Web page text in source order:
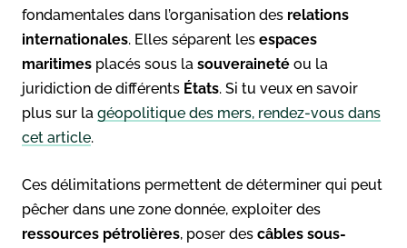
fondamentales dans l’organisation des relations
internationales. Elles séparent les espaces
maritimes placés sous la souveraineté ou la
juridiction de différents États. Si tu veux en savoir
plus sur la géopolitique des mers, rendez-vous dans
cet article.
Ces délimitations permettent de déterminer qui peut
pêcher dans une zone donnée, exploiter des
ressources pétrolières, poser des câbles sous-